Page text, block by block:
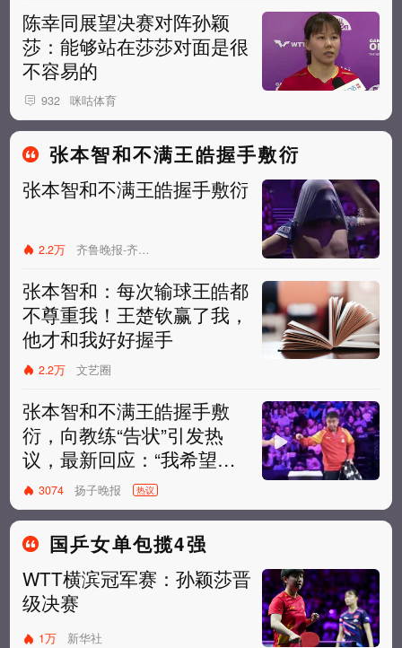
陈幸同展望决赛对阵孙颖
莎：能够站在莎莎对面是很
不容易的
932 咪咕体育
张本智和不满王皓握手敷衍
张本智和不满王皓握手敷衍
2.2万 齐鲁晚报-齐鲁壹点
张本智和：每次输球王皓都
不尊重我！王楚钦赢了我，
他才和我好好握手
2.2万 文艺圈
张本智和不满王皓握手敷
衍，向教练“告状”引发热
议，最新回应：“我希望他
能再尊重我一点”
3074 扬子晚报 热议
国乒女单包揽4强
WTT横滨冠军赛：孙颖莎晋
级决赛
1万 新华社